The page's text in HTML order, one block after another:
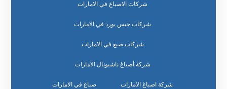
شركات الاصباغ في الامارات
شركات جبس بورد في الامارات
شركات صبغ في الامارات
شركة أصباغ ناشيونال الامارات
شركة اصباغ الامارات صباغ في الامارات